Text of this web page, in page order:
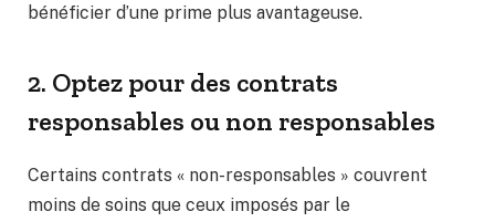
bénéficier d’une prime plus avantageuse.
2. Optez pour des contrats
responsables ou non responsables
Certains contrats « non-responsables » couvrent
moins de soins que ceux imposés par le